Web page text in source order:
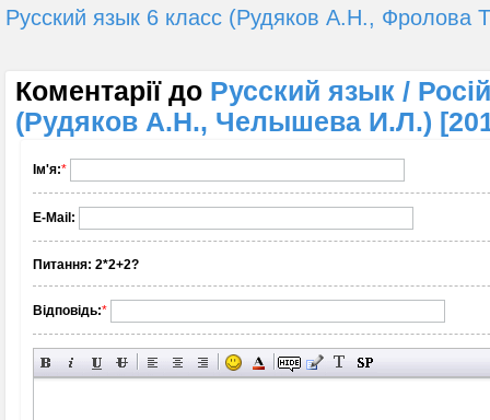
Русский язык 6 класс (Рудяков А.Н., Фролова
Коментарії до Русский язык /
(Рудяков А.Н., Челышева И.Л.)
Ім'я:*
E-Mail:
Питання: 2*2+2?
Відповідь:*